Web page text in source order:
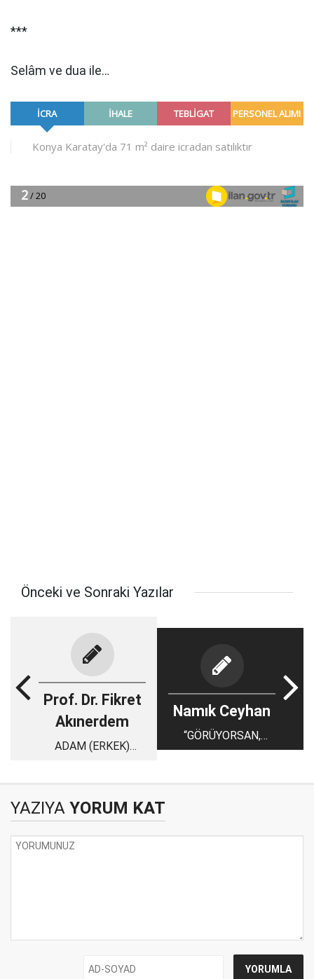
***
Selâm ve dua ile…
Önceki ve Sonraki Yazılar
Prof. Dr. Fikret
Akınerdem
ADAM (ERKEK)
Namık Ceyhan
“GÖRÜYORSAN,
DUYUYORSAN,
YAZIYA YORUM KAT